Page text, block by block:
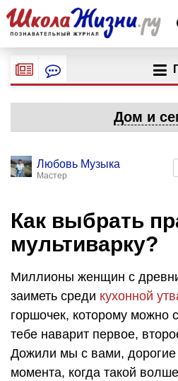
Дом и
Любовь Музыка
Мастер
Как выбрать
мультиварку?
Миллионы женщин с
заиметь среди кухонной
горшочек, которому можно
тебе наварит первое,
Дожили мы с вами,
момента, когда такой